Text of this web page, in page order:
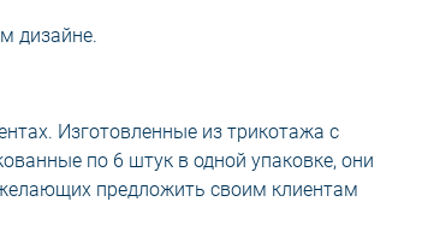
дизайне.
Изготовленные из трикотажа с
по 6 штук в одной упаковке, они
предложить своим клиентам